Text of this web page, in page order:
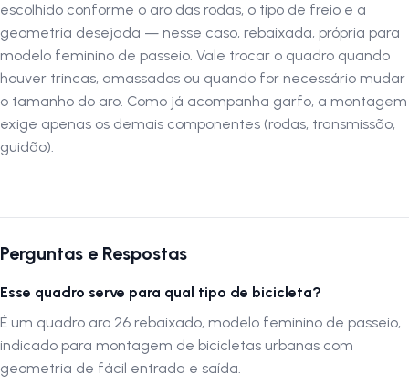
Por que escolher o Quadro de Bicicleta Aro 26 Wendy
Rebaixado Feminino
O Quadro de Bicicleta Aro 26 Wendy Rebaixado Feminino
combina resistência e design funcional, oferecendo maior segurança e
conforto para ciclistas. Seu material em aço proporciona durabilidade
e estabilidade, ideal para uso urbano, recreativo ou passeios diários.
ou ajustes incorretos. Verifique sempre a compatibilidade antes da
Siga-nos no Instagram: @lojanapista
escolhido conforme o aro das rodas, o tipo de freio e a
geometria desejada — nesse caso, rebaixada, própria para
modelo feminino de passeio. Vale trocar o quadro quando
houver trincas, amassados ou quando for necessário mudar
o tamanho do aro. Como já acompanha garfo, a montagem
exige apenas os demais componentes (rodas, transmissão,
guidão).
Perguntas e Respostas
Esse quadro serve para qual tipo de bicicleta?
É um quadro aro 26 rebaixado, modelo feminino de passeio,
indicado para montagem de bicicletas urbanas com
geometria de fácil entrada e saída.